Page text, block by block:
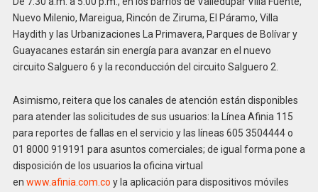
Nuevo Milenio, Mareigua, Rincón de Ziruma, El Páramo, Villa
Haydith y las Urbanizaciones La Primavera, Parques de Bolívar y
Guayacanes estarán sin energía para avanzar en el nuevo
circuito Salguero 6 y la reconducción del circuito Salguero 2.
Asimismo, reitera que los canales de atención están disponibles
para atender las solicitudes de sus usuarios: la Línea Afinia 115
para reportes de fallas en el servicio y las líneas 605 3504444 o
01 8000 919191 para asuntos comerciales; de igual forma pone a
disposición de los usuarios la oficina virtual
en www.afinia.com.co y la aplicación para dispositivos móviles